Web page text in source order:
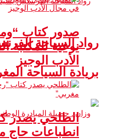
رواد السياحة
بريادة السياحة
صدور كتاب
نوعية للمكتبة
الأدب الوجيز
الطلحي يصدر
انطباعات حاج